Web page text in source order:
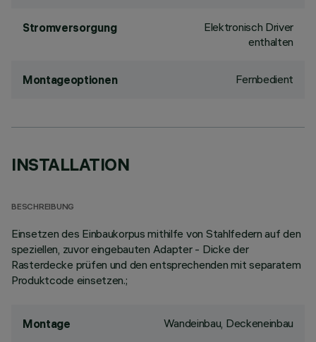
Stromversorgung
Elektronisch Driver
enthalten
Montageoptionen Fernbedient
INSTALLATION
BESCHREIBUNG
Einsetzen des Einbaukorpus mithilfe von Stahlfedern auf den
speziellen, zuvor eingebauten Adapter - Dicke der
Rasterdecke prüfen und den entsprechenden mit separatem
Produktcode einsetzen.;
Montage Wandeinbau, Deckeneinbau